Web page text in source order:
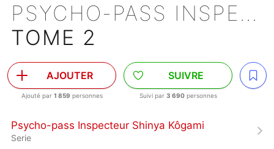
PSYCHO-PASS INSPECTEUR SHINYA KÔGAMI
TOME 2
AJOUTER
Ajouté par 1 859 personnes
SUIVRE
Suivi par 3 690personnes
Psycho-pass Inspecteur Shinya Kôgami
Serie